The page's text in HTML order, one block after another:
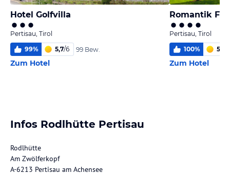
Hotel Golfvilla
Pertisau, Tirol
99% 5,7/6 99 Bew.
Zum Hotel
Romantik
Pertisau, Tirol
100% 5,9
Zum Hotel
Infos Rodlhütte Pertisau
Rodlhütte
Am Zwölferkopf
A-6213 Pertisau am Achensee